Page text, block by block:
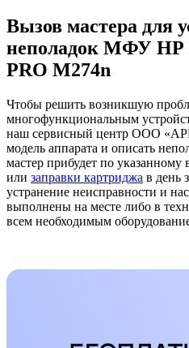
Вызов мастера для
неполадок МФУ HP
PRO M274n
Чтобы решить возникшую
многофункциональным
наш сервисный центр ООО
модель аппарата и описать
мастер прибудет по указанному
или заправки картриджа в день
устранение неисправности и
выполнены на месте либо в
всем необходимым